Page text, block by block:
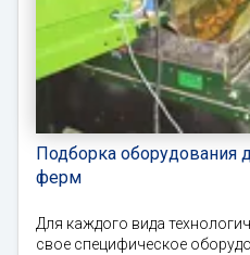
Подборка оборудования
ферм
Для каждого вида
свое специфическое